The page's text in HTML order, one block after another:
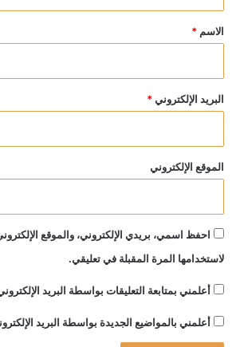
*
الاسم *
البريد الإلكتروني *
الموقع الإلكتروني
احفظ اسمي، بريدي الإلكتروني، والموقع
لاستخدامها المرة المقبلة في تعليقي.
أعلمني بمتابعة التعليقات بواسطة البريد
أعلمني بالمواضيع الجديدة بواسطة البريد